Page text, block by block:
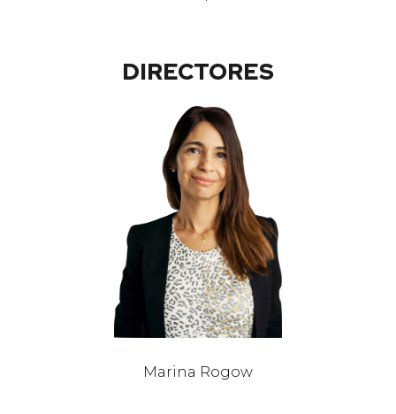
DIRECTORES
Marina Rogow